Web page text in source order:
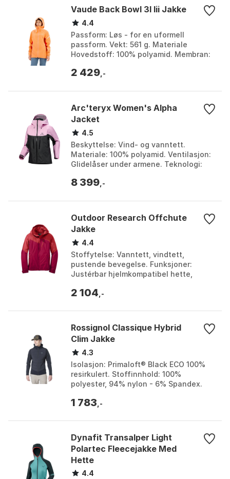
Vaude Back Bowl 3l Iii Jakke
4.4
Passform: Løs - for en uformell
passform. Vekt: 561 g. Materiale
Hovedstoff: 100% polyamid. Membran:
Farge: Pink canary. Størr...
2 429 ,-
Arc'teryx Women's Alpha
Jacket
4.5
Beskyttelse: Vind- og vanntett.
Materiale: 100% polyamid. Ventilasjon:
Glidelåser under armene. Teknologi:
Graphite / black, Pi...
8 399 ,-
Outdoor Research Offchute
Jakke
4.4
Stoffytelse: Vanntett, vindtett,
pustende bevegelse. Funksjoner:
Justérbar hjelmkompatibel hette,
håndlommer. Funksjonelle...
2 104 ,-
Rossignol Classique Hybrid
Clim Jakke
4.3
Isolasjon: Primaloft® Black ECO 100%
resirkulert. Stoffinnhold: 100%
polyester, 94% nylon - 6% Spandex.
Passform: Klassi...
1 783 ,-
Dynafit Transalper Light
Polartec Fleecejakke Med
Hette
4.4